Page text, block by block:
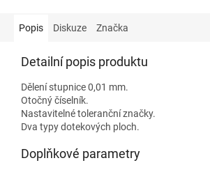
Popis Diskuze Značka
Detailní popis produktu
Dělení stupnice 0,01 mm.
Otočný číselník.
Nastavitelné toleranční značky.
Dva typy dotekových ploch.
Doplňkové parametry